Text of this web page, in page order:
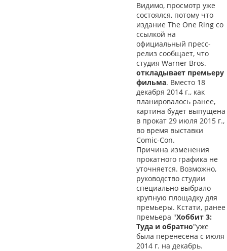
Видимо, просмотр уже
состоялся, потому что
издание The One Ring со
ссылкой на
официальный пресс-
релиз сообщает, что
студия Warner Bros.
откладывает премьеру
фильма. Вместо 18
декабря 2014 г., как
планировалось ранее,
картина будет выпущена
в прокат 29 июля 2015 г.,
во время выставки
Comic-Con.
Причина изменения
прокатного графика не
уточняется. Возможно,
руководство студии
специально выбрало
крупную площадку для
премьеры. Кстати, ранее
премьера "Хоббит 3:
Туда и обратно"уже
была перенесена с июля
2014 г. на декабрь.